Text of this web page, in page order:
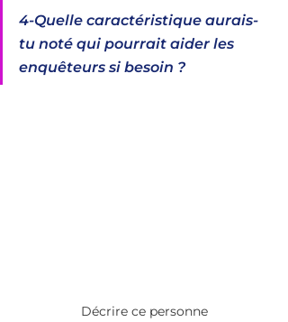
4-Quelle caractéristique aurais-
tu noté qui pourrait aider les
enquêteurs si besoin ?
Décrire ce personne